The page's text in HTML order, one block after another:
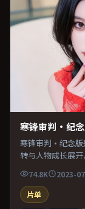
寒锋审判·纪
寒锋审判·纪念版
转与人物成长展开
74.8K 2023-
片单